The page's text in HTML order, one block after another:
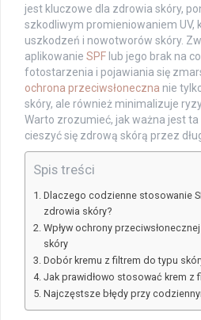
jest kluczowe dla zdrowia skóry,
szkodliwym promieniowaniem UV,
uszkodzeń i nowotworów skóry.
aplikowanie SPF lub jego brak na
fotostarzenia i pojawiania się
ochrona przeciwsłoneczna nie
skóry, ale również minimalizuje
Warto zrozumieć, jak ważna jest
cieszyć się zdrową skórą przez
Spis treści
Dlaczego codzienne stosowanie
zdrowia skóry?
Wpływ ochrony
skóry
Dobór kremu z filtrem do typu
Jak prawidłowo stosować krem z
Najczęstsze błędy przy